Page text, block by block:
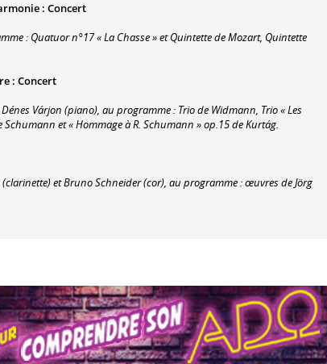
: Concert
: Quatuor n°17 « La Chasse » et Quintette de Mozart, Quintette
: Concert
Várjon (piano), au programme : Trio de Widmann, Trio « Les
et « Hommage à R. Schumann » op.15 de Kurtág.
et Bruno Schneider (cor), au programme : œuvres de Jörg